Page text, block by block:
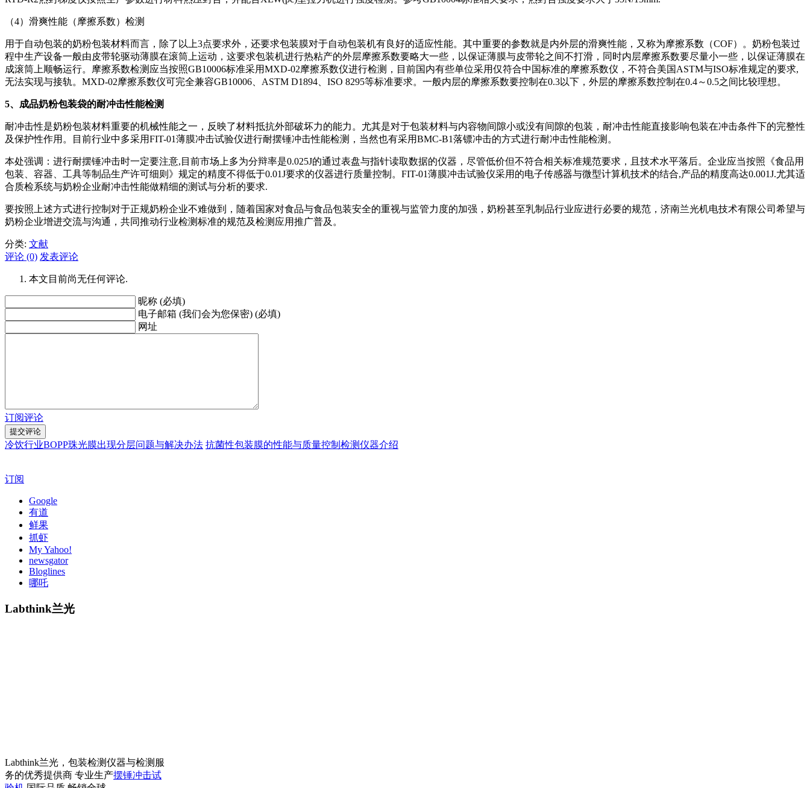
（4）滑爽性能（摩擦系数）检测
用于自动包装的奶粉包装材料而言，除了以上3点要求外，还要求包装膜对于自动包装机有良好的适应性能。其中重要的参数就是内外层的滑爽性能，又称为摩擦系数（COF）。奶粉包装过
程中生产设备一般由皮带轮驱动薄膜在滚筒上运动，这要求包装机进行热粘产的外层摩擦系数要略大一些，以保证薄膜与皮带轮之间不打滑，同时内层摩擦系数要尽量小一些，以保证薄膜在
成滚筒上顺畅运行。摩擦系数检测应当按照GB10006标准采用MXD-02摩擦系数仪进行检测，目前国内有些单位采用仅符合中国标准的摩擦系数仪，不符合美国ASTM与ISO标准规定的要求,
无法实现与接轨。MXD-02摩擦系数仪可完全兼容GB10006、ASTM D1894、ISO 8295等标准要求。一般内层的摩擦系数要控制在0.3以下，外层的摩擦系数控制在0.4～0.5之间比较理想。
5、成品奶粉包装袋的耐冲击性能检测
耐冲击性是奶粉包装材料重要的机械性能之一，反映了材料抵抗外部破坏力的能力。尤其是对于包装材料与内容物间隙小或没有间隙的包装，耐冲击性能直接影响包装在冲击条件下的完整性
及保护性作用。目前行业中多采用FIT-01薄膜冲击试验仪进行耐摆锤冲击性能检测，当然也有采用BMC-B1落镖冲击的方式进行耐冲击性能检测。
本处强调：进行耐摆锤冲击时一定要注意,目前市场上多为分辩率是0.025J的通过表盘与指针读取数据的仪器，尽管低价但不符合相关标准规范要求，且技术水平落后。企业应当按照《食品用
包装、容器、工具等制品生产许可细则》规定的精度不得低于0.01J要求的仪器进行质量控制。FIT-01薄膜冲击试验仪采用的电子传感器与微型计算机技术的结合,产品的精度高达0.001J.尤其适
合质检系统与奶粉企业耐冲击性能做精细的测试与分析的要求.
要按照上述方式进行控制对于正规奶粉企业不难做到，随着国家对食品与食品包装安全的重视与监管力度的加强，奶粉甚至乳制品行业应进行必要的规范，济南兰光机电技术有限公司希望与
奶粉企业增进交流与沟通，共同推动行业检测标准的规范及检测应用推广普及。
分类: 文献
评论 (0) 发表评论
本文目前尚无任何评论.
昵称 (必填)
电子邮箱 (我们会为您保密) (必填)
网址
订阅评论
冷饮行业BOPP珠光膜出现分层问题与解决办法 抗菌性包装膜的性能与质量控制检测仪器介绍
订阅
Google
有道
鲜果
抓虾
My Yahoo!
newsgator
Bloglines
哪吒
Labthink兰光
Labthink兰光，包装检测仪器与检测服
务的优秀提供商 专业生产摆锤冲击试